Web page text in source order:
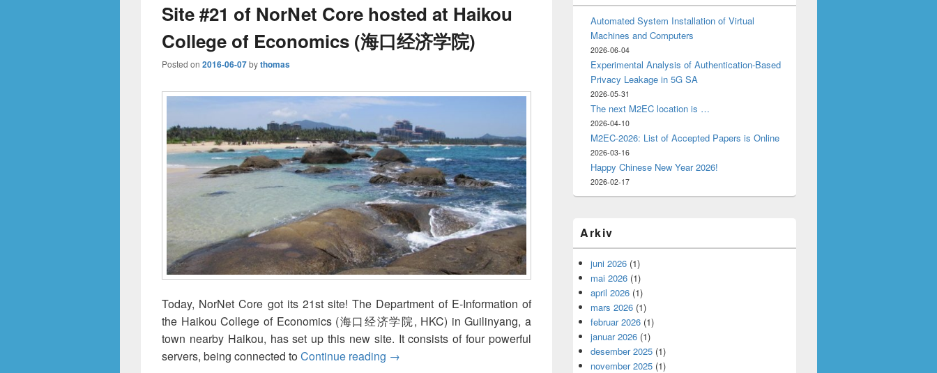
Site #21 of NorNet Core hosted at Haikou
College of Economics (海口经济学院)
Posted on 2016-06-07bythomas
Today, NorNet Core got its 21st site! The Department of E-Information of
the Haikou College of Economics (海口经济学院, HKC) in Guilinyang, a
town nearby Haikou, has set up this new site. It consists of four powerful
servers, being connected toContinue reading Site #21 of NorNet Core hosted at Haikou College of Economics (海口经济学院)
→
Automated System Installation of Virtual
Machines and Computers
2026-06-04
Experimental Analysis of Authentication-Based
Privacy Leakage in 5G SA
2026-05-31
The next M2EC location is …
2026-04-10
M2EC-2026: List of Accepted Papers is Online
2026-03-16
Happy Chinese New Year 2026!
2026-02-17
Arkiv
juni 2026 (1)
mai 2026 (1)
april 2026 (1)
mars 2026 (1)
februar 2026 (1)
januar 2026 (1)
desember 2025 (1)
november 2025 (1)